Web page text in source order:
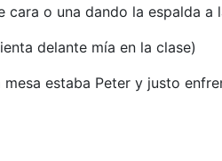
cara o una dando la espalda a
delante mía en la clase)
estaba Peter y justo